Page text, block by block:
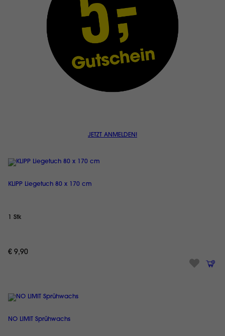
JETZT ANMELDEN!
KLIPP Liegetuch 80 x 170 cm
1 Stk
€ 9,90
NO LIMIT Sprühwachs